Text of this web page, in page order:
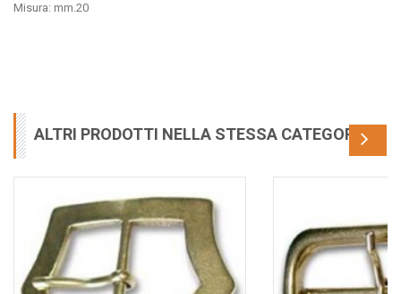
Misura: mm.20
ALTRI PRODOTTI NELLA STESSA CATEGORIA